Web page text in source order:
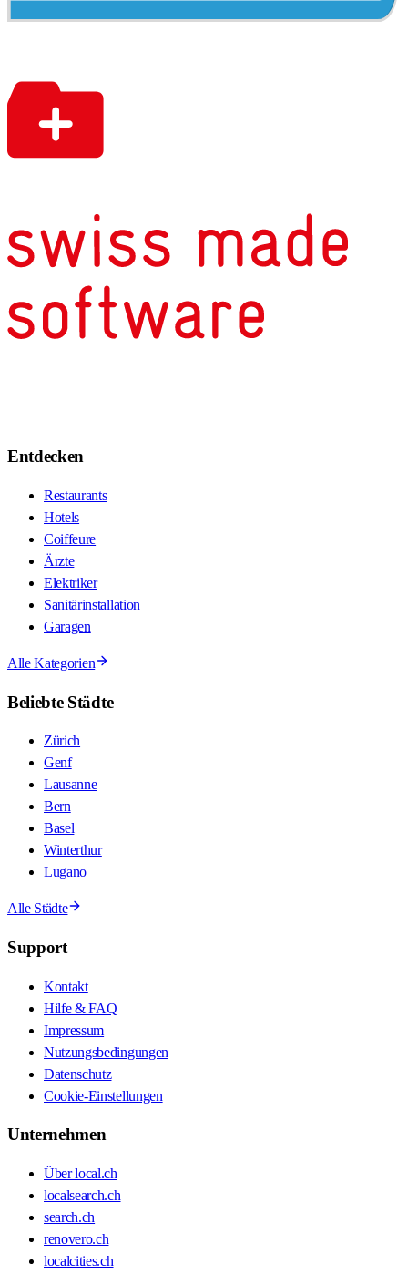
Entdecken
Restaurants
Hotels
Coiffeure
Ärzte
Elektriker
Sanitärinstallation
Garagen
Alle Kategorien
Beliebte Städte
Zürich
Genf
Lausanne
Bern
Basel
Winterthur
Lugano
Alle Städte
Support
Kontakt
Hilfe & FAQ
Impressum
Nutzungsbedingungen
Datenschutz
Cookie-Einstellungen
Unternehmen
Über local.ch
localsearch.ch
search.ch
renovero.ch
localcities.ch